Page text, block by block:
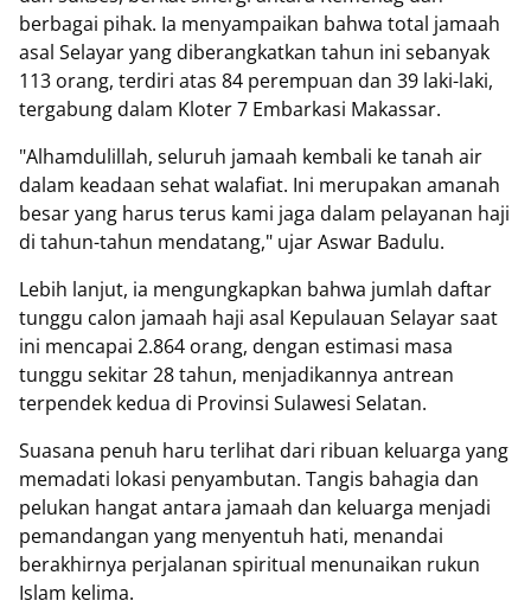
berbagai pihak. Ia menyampaikan bahwa total jamaah
asal Selayar yang diberangkatkan tahun ini sebanyak
113 orang, terdiri atas 84 perempuan dan 39 laki-laki,
tergabung dalam Kloter 7 Embarkasi Makassar.
"Alhamdulillah, seluruh jamaah kembali ke tanah air
dalam keadaan sehat walafiat. Ini merupakan amanah
besar yang harus terus kami jaga dalam pelayanan haji
di tahun-tahun mendatang," ujar Aswar Badulu.
Lebih lanjut, ia mengungkapkan bahwa jumlah daftar
tunggu calon jamaah haji asal Kepulauan Selayar saat
ini mencapai 2.864 orang, dengan estimasi masa
tunggu sekitar 28 tahun, menjadikannya antrean
terpendek kedua di Provinsi Sulawesi Selatan.
Suasana penuh haru terlihat dari ribuan keluarga yang
memadati lokasi penyambutan. Tangis bahagia dan
pelukan hangat antara jamaah dan keluarga menjadi
pemandangan yang menyentuh hati, menandai
berakhirnya perjalanan spiritual menunaikan rukun
Islam kelima.